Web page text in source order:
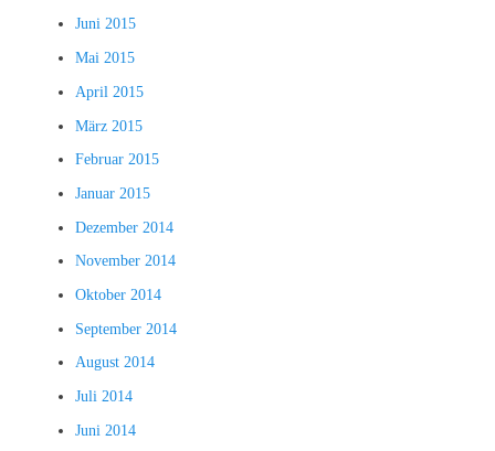
Juni 2015
Mai 2015
April 2015
März 2015
Februar 2015
Januar 2015
Dezember 2014
November 2014
Oktober 2014
September 2014
August 2014
Juli 2014
Juni 2014